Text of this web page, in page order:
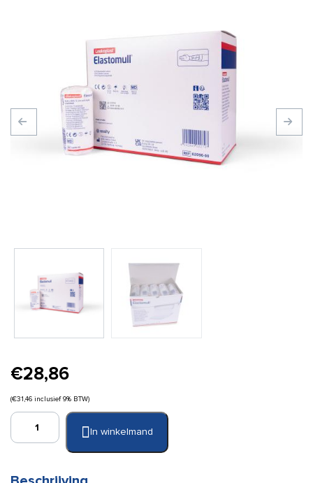
€28,86
(€31,46 inclusief 9% BTW)
Elastomull
4
In winkelmand